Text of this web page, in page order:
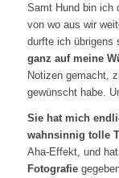
Samt Hund bin ich
von wo aus wir
durfte ich übrigens
ganz auf meine
Notizen gemacht,
gewünscht habe.
Sie hat mich
wahnsinnig tolle
Aha-Effekt, und
Fotografie